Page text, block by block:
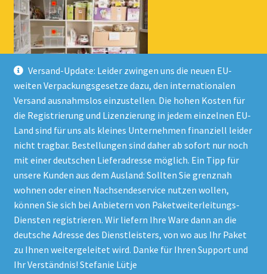
Versand-Update: Leider zwingen uns die neuen EU-
weiten Verpackungsgesetze dazu, den internationalen
Versand ausnahmslos einzustellen. Die hohen Kosten für
die Registrierung und Lizenzierung in jedem einzelnen EU-
Land sind für uns als kleines Unternehmen finanziell leider
nicht tragbar. Bestellungen sind daher ab sofort nur noch
mit einer deutschen Lieferadresse möglich. Ein Tipp für
unsere Kunden aus dem Ausland: Sollten Sie grenznah
wohnen oder einen Nachsendeservice nutzen wollen,
können Sie sich bei Anbietern von Paketweiterleitungs-
Diensten registrieren. Wir liefern Ihre Ware dann an die
deutsche Adresse des Dienstleisters, von wo aus Ihr Paket
zu Ihnen weitergeleitet wird. Danke für Ihren Support und
Ihr Verständnis! Stefanie Lütje
© Onlineshop Kinderlino 2026
Datenschutzerklärung
Erstellt mit WooCommerce.
Vertrag widerrufen